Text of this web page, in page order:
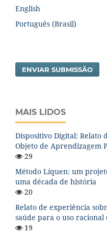
English
Português (Brasil)
ENVIAR SUBMISSÃO
MAIS LIDOS
Dispositivo Digital: Relato
Objeto de Aprendizagem
29
Método Líquen: um
uma década de história
20
Relato de experiência
saúde para o uso
19